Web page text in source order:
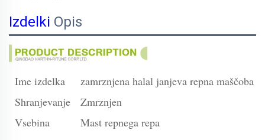
Izdelki Opis
Ime izdelka
zamrznjena halal janjeva repna maščoba
Shranjevanje
Zmrznjen
Vsebina
Mast repnega repa